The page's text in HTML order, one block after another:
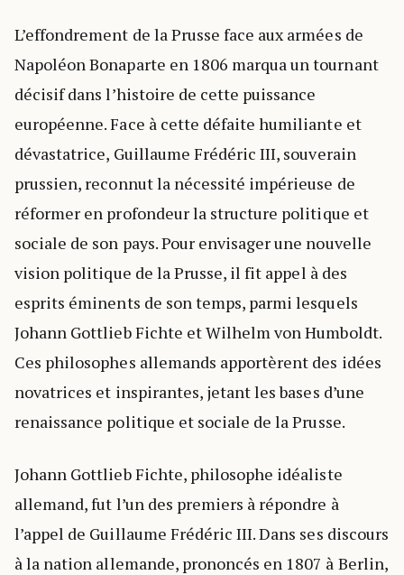
L’effondrement de la Prusse face aux armées de
Napoléon Bonaparte en 1806 marqua un tournant
décisif dans l’histoire de cette puissance
européenne. Face à cette défaite humiliante et
dévastatrice, Guillaume Frédéric III, souverain
prussien, reconnut la nécessité impérieuse de
réformer en profondeur la structure politique et
sociale de son pays. Pour envisager une nouvelle
vision politique de la Prusse, il fit appel à des
esprits éminents de son temps, parmi lesquels
Johann Gottlieb Fichte et Wilhelm von Humboldt.
Ces philosophes allemands apportèrent des idées
novatrices et inspirantes, jetant les bases d’une
renaissance politique et sociale de la Prusse.
Johann Gottlieb Fichte, philosophe idéaliste
allemand, fut l’un des premiers à répondre à
l’appel de Guillaume Frédéric III. Dans ses discours
à la nation allemande, prononcés en 1807 à Berlin,